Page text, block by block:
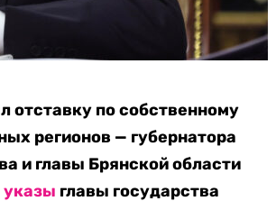
отставку по собственному
регионов — губернатора
и главы Брянской области
указы главы государства